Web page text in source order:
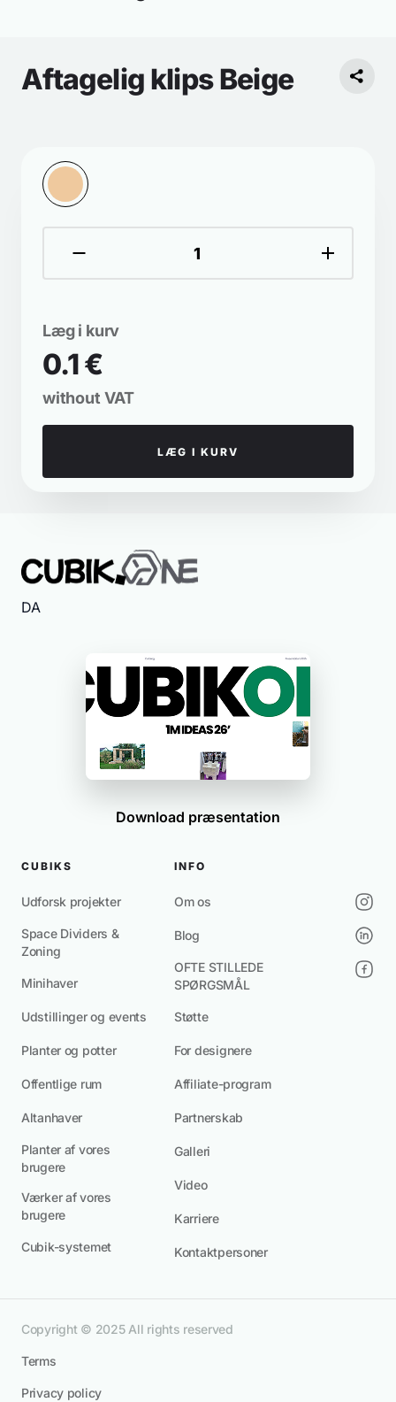
Aftagelig klips Beige
Læg i kurv
0.1 €
without VAT
LÆG I KURV
DA
Download præsentation
CUBIKS
Udforsk projekter
Space Dividers &
Zoning
Minihaver
Udstillinger og events
Planter og potter
Offentlige rum
Altanhaver
Planter af vores
brugere
Værker af vores
brugere
Cubik-systemet
INFO
Om os
Blog
OFTE STILLEDE
SPØRGSMÅL
Støtte
For designere
Affiliate-program
Partnerskab
Galleri
Video
Karriere
Kontaktpersoner
Copyright © 2025 All rights reserved
Terms
Privacy policy